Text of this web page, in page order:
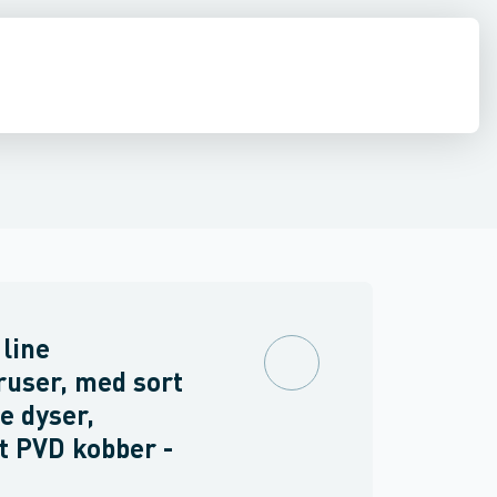
line
med sort
dyser,
PVD kobber -